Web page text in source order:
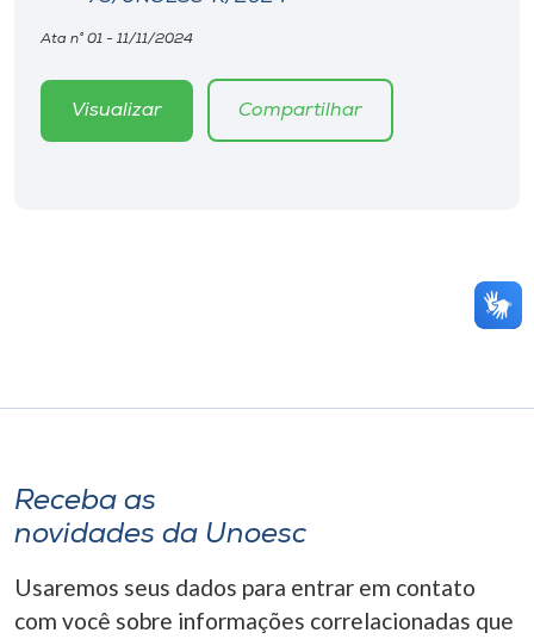
Ata n° 01 - 11/11/2024
Visualizar Compartilhar
Receba as
novidades da Unoesc
Usaremos seus dados para entrar em contato
com você sobre informações correlacionadas que